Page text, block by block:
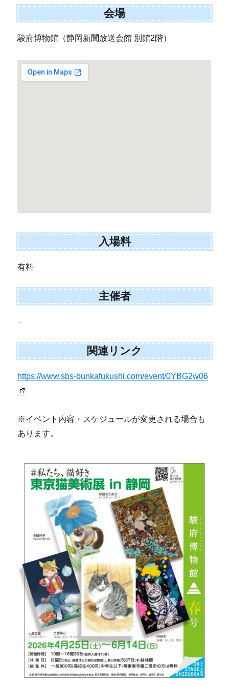
会場
駿府博物館（静岡新聞放送会館 別館2階）
入場料
有料
主催者
–
関連リンク
https://www.sbs-bunkafukushi.com/event/0YBG2w06
※イベント内容・スケジュールが変更される場合も
あります。